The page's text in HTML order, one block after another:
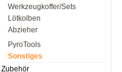
Werkzeugkoffer/Sets
Lötkolben
Abzieher
PyroTools
Sonstiges
Zubehör